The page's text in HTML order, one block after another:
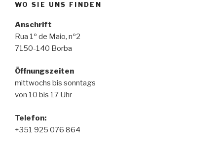
WO SIE UNS FINDEN
Anschrift
Rua 1º de Maio, nº2
7150-140 Borba
Öffnungszeiten
mittwochs bis sonntags
von 10 bis 17 Uhr
Telefon:
+351 925 076 864